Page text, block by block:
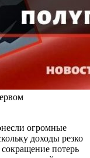
огромные
доходы резко
потерь